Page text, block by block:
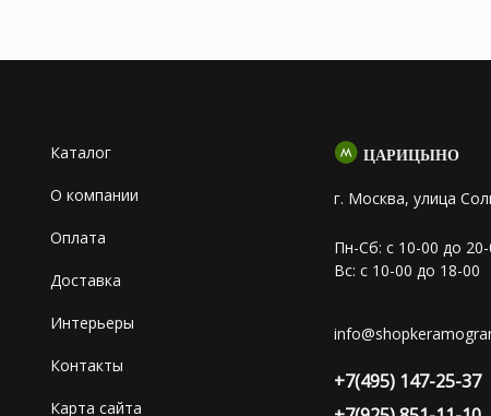
Каталог
О компании
Оплата
Доставка
Интерьеры
Контакты
Карта сайта
ЦАРИЦЫНО
г. Москва, улица
Пн-Сб: с 10-00 до
Вс: с 10-00 до 18-00
+7(495) 147-25-37